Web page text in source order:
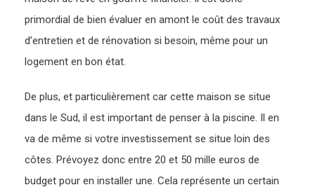
primordial de bien évaluer en amont le coût des travaux
d’entretien et de rénovation si besoin, même pour un
logement en bon état.
De plus, et particulièrement car cette maison se situe
dans le Sud, il est important de penser à la piscine. Il en
va de même si votre investissement se situe loin des
côtes. Prévoyez donc entre 20 et 50 mille euros de
budget pour en installer une. Cela représente un certain